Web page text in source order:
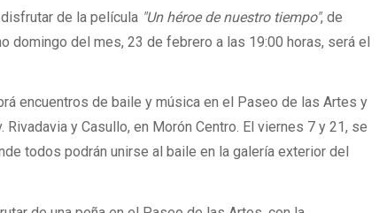
de la película "Un héroe de nuestro tiempo", de
domingo del mes, 23 de febrero a las 19:00 horas, será el
encuentros de baile y música en el Paseo de las Artes y
y Casullo, en Morón Centro. El viernes 7 y 21, se
todos podrán unirse al baile en la galería exterior del